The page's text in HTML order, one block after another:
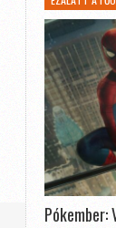
Pókember: